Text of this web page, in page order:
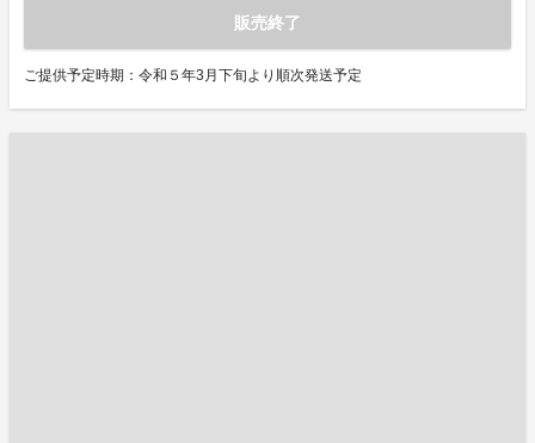
販売終了
ご提供予定時期：令和５年3月下旬より順次発送予定